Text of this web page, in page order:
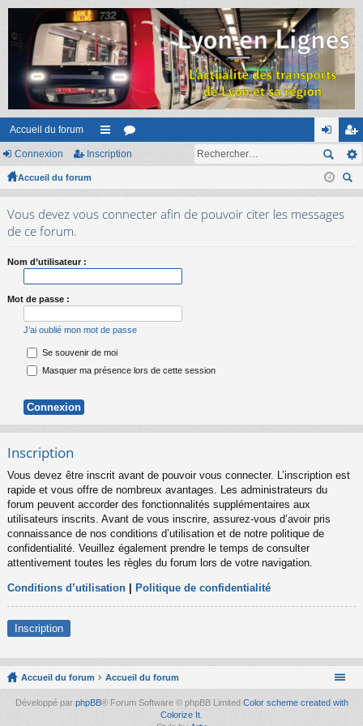
Accueil du forum
ac or on
ne
ns
cri
Connexion Inscription
Accueil du forum
ec
her
Vous devez vous connecter afin de pouvoir citer les messages
de ce forum.
Nom d’utilisateur :
Mot de passe :
J’ai oublié mon mot de passe
Se souvenir de moi
Masquer ma présence lors de cette session
Inscription
Vous devez être inscrit avant de pouvoir vous connecter. L’inscription est
rapide et vous offre de nombreux avantages. Les administrateurs du
forum peuvent accorder des fonctionnalités supplémentaires aux
utilisateurs inscrits. Avant de vous inscrire, assurez-vous d’avoir pris
connaissance de nos conditions d’utilisation et de notre politique de
confidentialité. Veuillez également prendre le temps de consulter
attentivement toutes les règles du forum lors de votre navigation.
Conditions d’utilisation Politique de confidentialité
Inscription
Accueil du forum Accueil du forum
Développé par phpBB® Forum Software © phpBB Limited Color scheme created with
Colorize It.